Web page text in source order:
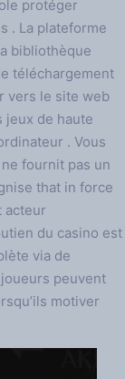
protéger
. La plateforme
bibliothèque
téléchargement
vers le site web
jeux de haute
. Vous
fournit pas un
that in force
acteur
du casino est
via de
peuvent
motiver